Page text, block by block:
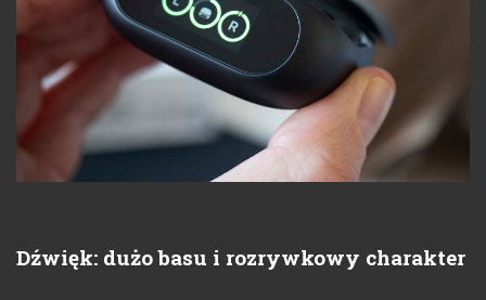
Dźwięk: dużo basu i rozrywkowy charakter